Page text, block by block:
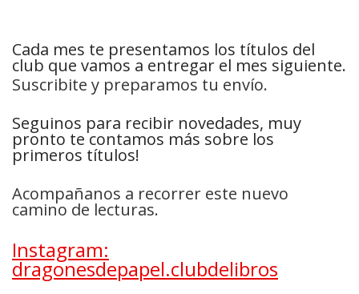
Cada mes te presentamos los títulos del
club que vamos a entregar el mes siguiente.
Suscribite y preparamos tu envío.
Seguinos para recibir novedades, muy
pronto te contamos más sobre los
primeros títulos!
Acompañanos a recorrer este nuevo
camino de lecturas.
Instagram:
dragonesdepapel.clubdelibros